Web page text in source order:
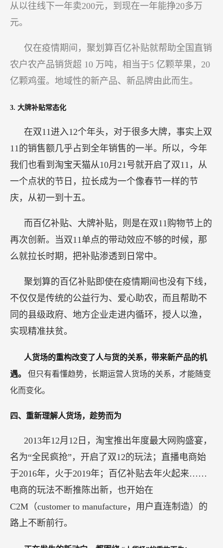
从以往线下一年卖200元，到现在一年能挣20多万
元。
仅在疫情期间，聚划算百亿补贴就帮助全国直销
农户农产品销货超 10 万吨，相当于5 亿颗苹果，20
亿颗鸡蛋。地域性的新产品、新品牌由此而生。
3. 大牌补贴常态化
在双11进入12个年头，对于很多大牌，事实上双
11的销售额几乎占到全年销售的一半。所以，今年
我们也看到淘宝天猫从10月21号就开启了双11，从
一个点状的节日，拉长成为一个像春节一样的节
庆，从初一到十五。
而百亿补贴、大牌补贴，则是在双11购物节上的
再次创新。当双11单点的带动效应不够的时候，那
么就拉长时期，把补贴渗透到日常中。
聚划算的百亿补贴即使在疫情期间也没有下线，
不仅仅是传统的公益行为、爱心助农，而且帮助不
同的县级政府、地方企业走进内循环，授人以渔，
实现精准扶贫。
人货场的重构改变了人与货的关系，带来新产品的机
遇。 但只有看懂趋势，长期运营人货场的关系，才能随变
化而变化。
四、重新理解人货场，趁势而为
2013年12月12日，淘宝推出年度最大网购盛宴，
名为“全民疯抢”，开启了双12的玩法；直播电商始
于2016年，火于2019年；百亿补贴去年火起来……
电商的玩法不断推陈出新，也开始在
C2M（customer to manufacture，用户直连制造）的
路上不断前行。